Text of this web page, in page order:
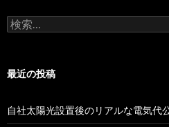
検
索:
最近の投稿
自社太陽光設置後のリアルな電気代